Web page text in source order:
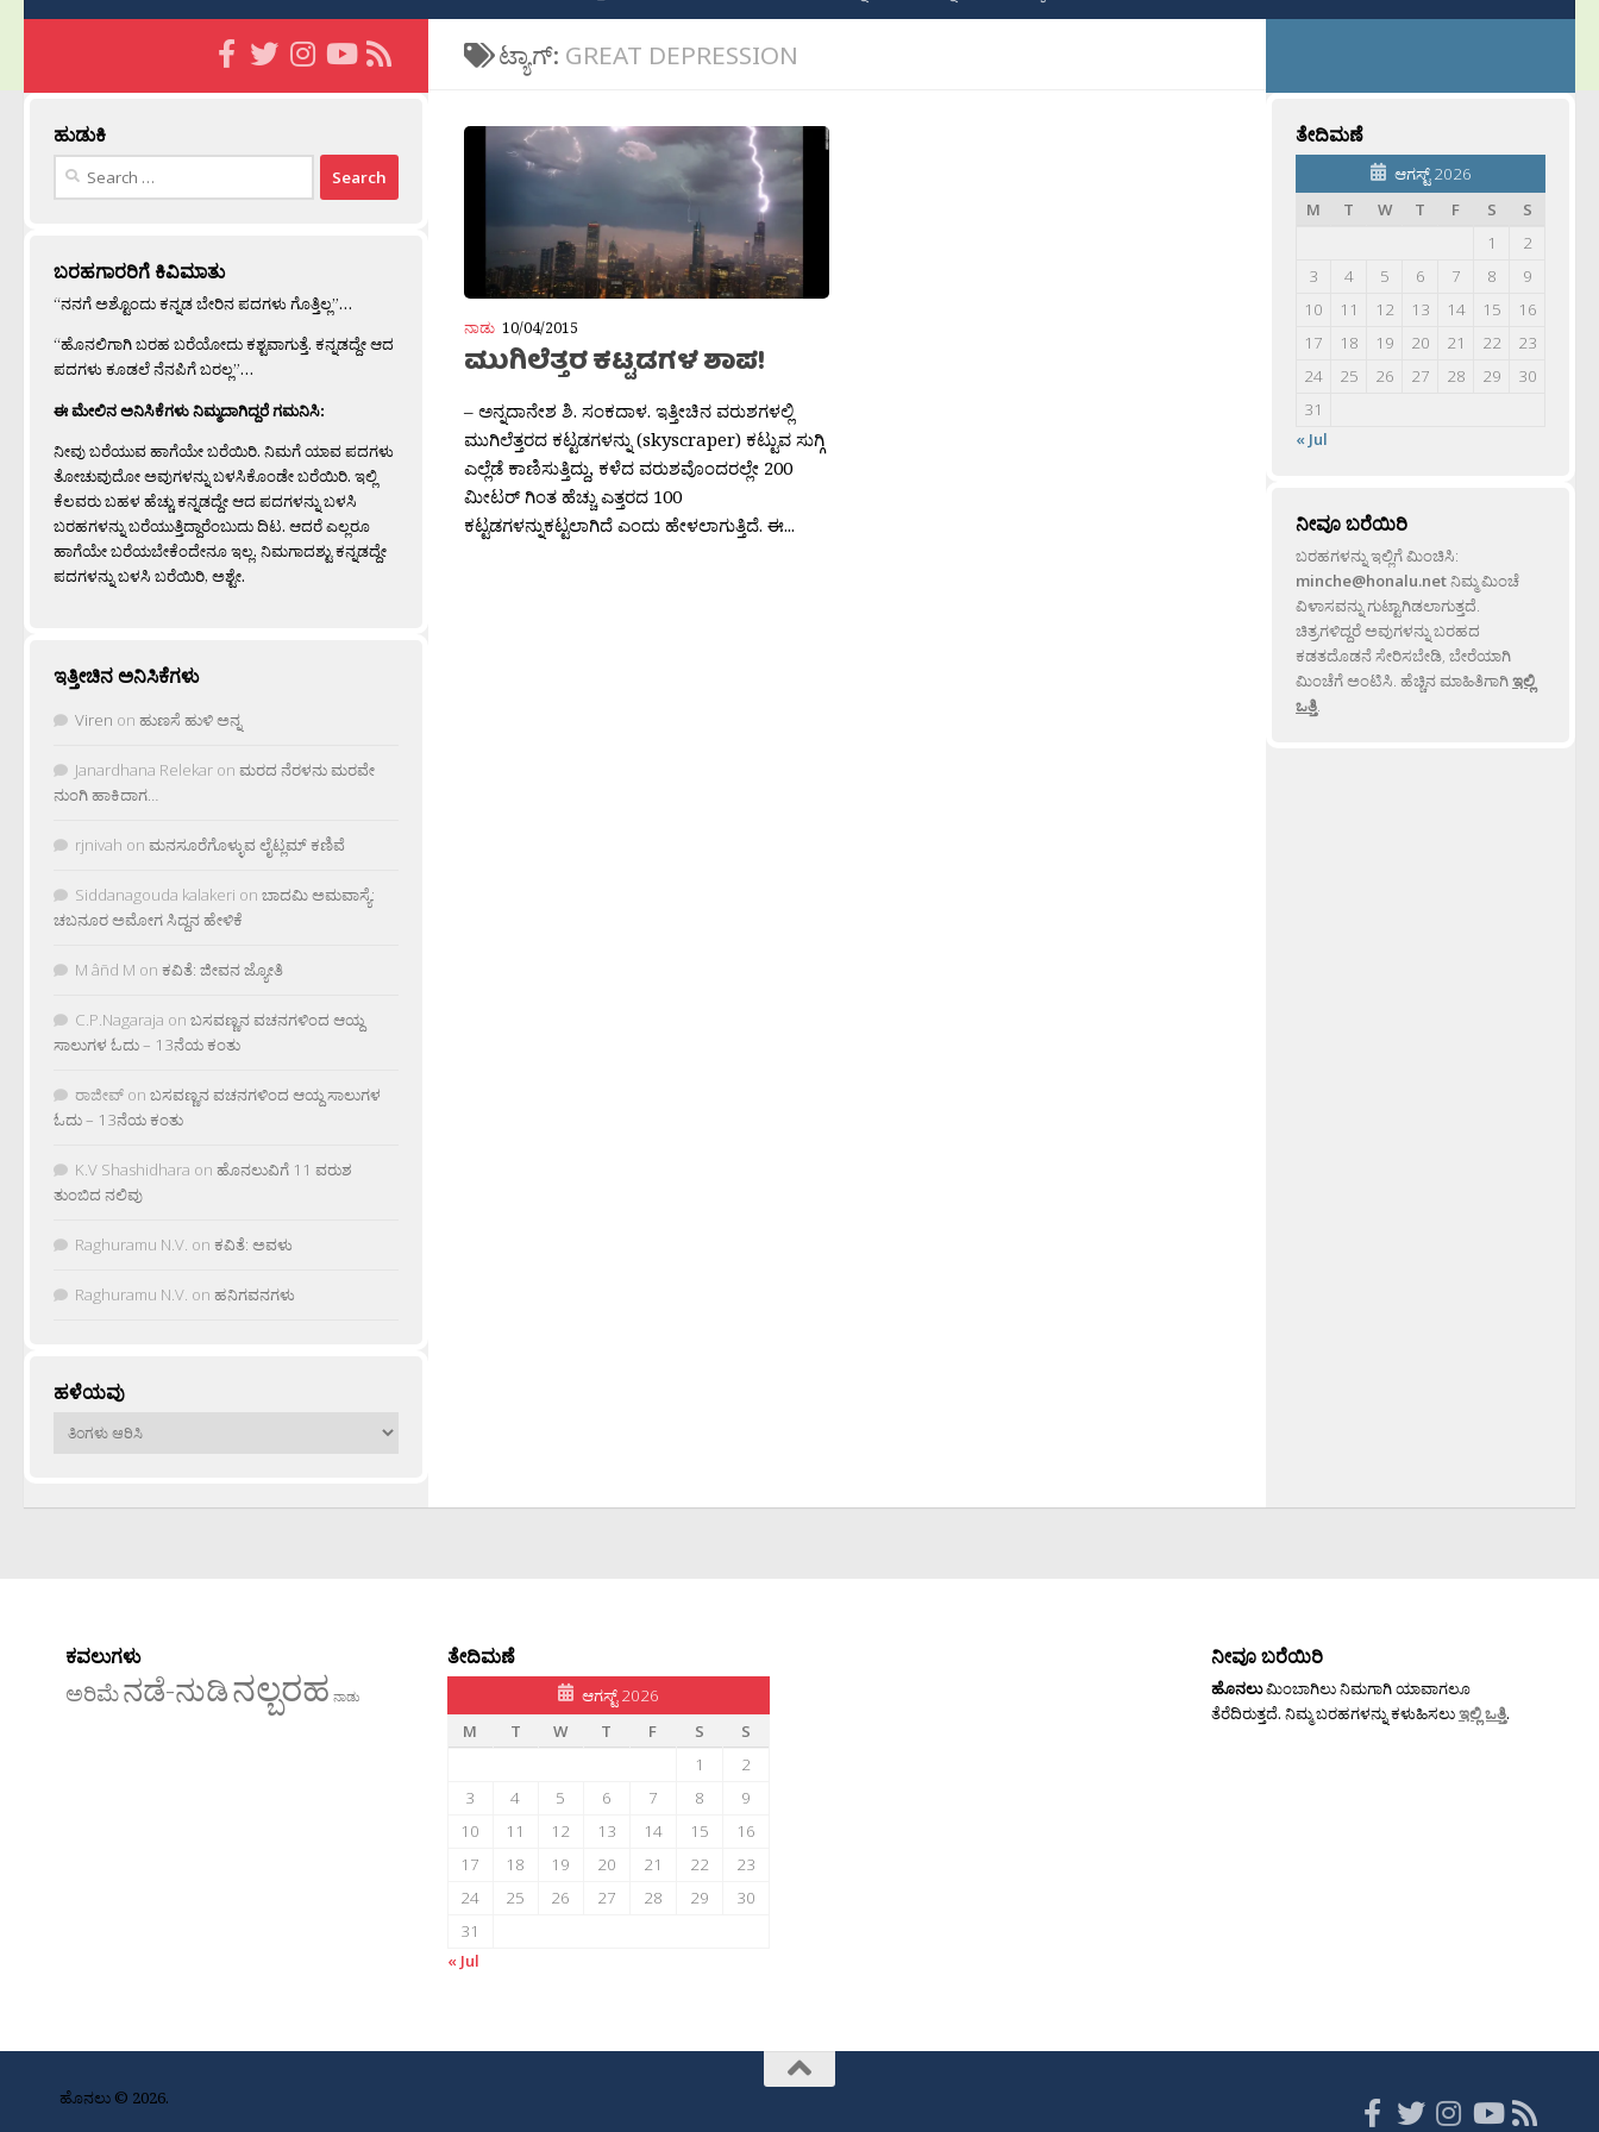
ಟ್ಯಾಗ್: GREAT DEPRESSION
ನಾಡು 10/04/2015
ಮುಗಿಲೆತ್ತರ ಕಟ್ಟಡಗಳ ಶಾಪ!
– ಅನ್ನದಾನೇಶ ಶಿ. ಸಂಕದಾಳ. ಇತ್ತೀಚಿನ ವರುಶಗಳಲ್ಲಿ
ಮುಗಿಲೆತ್ತರದ ಕಟ್ಟಡಗಳನ್ನು (skyscraper) ಕಟ್ಟುವ ಸುಗ್ಗಿ
ಎಲ್ಲೆಡೆ ಕಾಣಿಸುತ್ತಿದ್ದು, ಕಳೆದ ವರುಶವೊಂದರಲ್ಲೇ 200
ಮೀಟರ್ ಗಿಂತ ಹೆಚ್ಚು ಎತ್ತರದ 100
ಕಟ್ಟಡಗಳನ್ನುಕಟ್ಟಲಾಗಿದೆ ಎಂದು ಹೇಳಲಾಗುತ್ತಿದೆ. ಈ...
ಹುಡುಕಿ
Search
ಬರಹಗಾರರಿಗೆ ಕಿವಿಮಾತು
“ನನಗೆ ಅಶ್ಟೊಂದು ಕನ್ನಡ ಬೇರಿನ ಪದಗಳು ಗೊತ್ತಿಲ್ಲ”…
“ಹೊನಲಿಗಾಗಿ ಬರಹ ಬರೆಯೋದು ಕಶ್ಟವಾಗುತ್ತೆ. ಕನ್ನಡದ್ದೇ ಆದ
ಪದಗಳು ಕೂಡಲೆ ನೆನಪಿಗೆ ಬರಲ್ಲ”…
ಈ ಮೇಲಿನ ಅನಿಸಿಕೆಗಳು ನಿಮ್ಮದಾಗಿದ್ದರೆ ಗಮನಿಸಿ:
ನೀವು ಬರೆಯುವ ಹಾಗೆಯೇ ಬರೆಯಿರಿ. ನಿಮಗೆ ಯಾವ ಪದಗಳು
ತೋಚುವುದೋ ಅವುಗಳನ್ನು ಬಳಸಿಕೊಂಡೇ ಬರೆಯಿರಿ. ಇಲ್ಲಿ
ಕೆಲವರು ಬಹಳ ಹೆಚ್ಚು ಕನ್ನಡದ್ದೇ ಆದ ಪದಗಳನ್ನು ಬಳಸಿ
ಬರಹಗಳನ್ನು ಬರೆಯುತ್ತಿದ್ದಾರೆಂಬುದು ದಿಟ. ಆದರೆ ಎಲ್ಲರೂ
ಹಾಗೆಯೇ ಬರೆಯಬೇಕೆಂದೇನೂ ಇಲ್ಲ. ನಿಮಗಾದಶ್ಟು ಕನ್ನಡದ್ದೇ
ಪದಗಳನ್ನು ಬಳಸಿ ಬರೆಯಿರಿ, ಅಶ್ಟೇ.
ಇತ್ತೀಚಿನ ಅನಿಸಿಕೆಗಳು
Viren on ಹುಣಸೆ ಹುಳಿ ಅನ್ನ
Janardhana Relekar on ಮರದ ನೆರಳನು ಮರವೇ
ನುಂಗಿ ಹಾಕಿದಾಗ…
rjnivah on ಮನಸೂರೆಗೊಳ್ಳುವ ಲೈಟ್ಲಮ್ ಕಣಿವೆ
Siddanagouda kalakeri on ಬಾದಮಿ ಅಮವಾಸ್ಯೆ:
ಚಬನೂರ ಅಮೋಗ ಸಿದ್ದನ ಹೇಳಿಕೆ
M âñd M on ಕವಿತೆ: ಜೀವನ ಜ್ಯೋತಿ
C.P.Nagaraja on ಬಸವಣ್ಣನ ವಚನಗಳಿಂದ ಆಯ್ದ
ಸಾಲುಗಳ ಓದು – 13ನೆಯ ಕಂತು
ರಾಜೀವ್ on ಬಸವಣ್ಣನ ವಚನಗಳಿಂದ ಆಯ್ದ ಸಾಲುಗಳ
ಓದು – 13ನೆಯ ಕಂತು
K.V Shashidhara on ಹೊನಲುವಿಗೆ 11 ವರುಶ
ತುಂಬಿದ ನಲಿವು
Raghuramu N.V. on ಕವಿತೆ: ಅವಳು
Raghuramu N.V. on ಹನಿಗವನಗಳು
ಹಳೆಯವು
ಹಳೆಯವು
ತೇದಿಮಣೆ
ಆಗಸ್ಟ್ 2026
M
T W T F S
S
1
2
3
4 5 6 7 8
9
10
11 12 13 14 15
16
17
18 19 20 21 22
23
24
25 26 27 28 29
30
31
« Jul
ನೀವೂ ಬರೆಯಿರಿ
ಬರಹಗಳನ್ನು ಇಲ್ಲಿಗೆ ಮಿಂಚಿಸಿ:
minche@honalu.netನಿಮ್ಮ ಮಿಂಚೆ
ವಿಳಾಸವನ್ನು ಗುಟ್ಟಾಗಿಡಲಾಗುತ್ತದೆ.
ಚಿತ್ರಗಳಿದ್ದರೆ ಅವುಗಳನ್ನು ಬರಹದ
ಕಡತದೊಡನೆ ಸೇರಿಸಬೇಡಿ, ಬೇರೆಯಾಗಿ
ಮಿಂಚೆಗೆ ಅಂಟಿಸಿ. ಹೆಚ್ಚಿನ ಮಾಹಿತಿಗಾಗಿಇಲ್ಲಿ
ಒತ್ತಿ.
ಕವಲುಗಳು
ಅರಿಮೆನಡೆ-ನುಡಿನಲ್ಬರಹ ನಾಡು
ತೇದಿಮಣೆ
ಆಗಸ್ಟ್ 2026
M
T W T F S
S
1
2
3
4 5 6 7 8
9
10
11 12 13 14 15
16
17
18 19 20 21 22
23
24
25 26 27 28 29
30
31
« Jul
ನೀವೂ ಬರೆಯಿರಿ
ಹೊನಲುಮಿಂಬಾಗಿಲು ನಿಮಗಾಗಿ ಯಾವಾಗಲೂ
ತೆರೆದಿರುತ್ತದೆ. ನಿಮ್ಮ ಬರಹಗಳನ್ನು ಕಳುಹಿಸಲುಇಲ್ಲಿ ಒತ್ತಿ.
ಹೊನಲು © 2026.